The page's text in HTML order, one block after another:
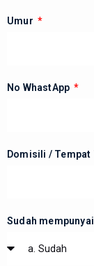
Umur
No WhastApp
Domisili / Tempat
Sudah